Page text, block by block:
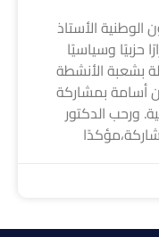
الأستاذ
حزبيًا وسياسيًا
بشعبة الأنشطة
أسامة بمشاركة
ورحب الدكتور